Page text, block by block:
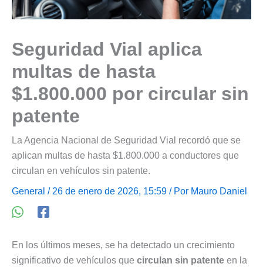
Seguridad Vial aplica
multas de hasta
$1.800.000 por circular sin
patente
La Agencia Nacional de Seguridad Vial recordó que se
aplican multas de hasta $1.800.000 a conductores que
circulan en vehículos sin patente.
General / 26 de enero de 2026, 15:59 / Por Mauro Daniel
En los últimos meses, se ha detectado un crecimiento
significativo de vehículos que circulan sin patente en la